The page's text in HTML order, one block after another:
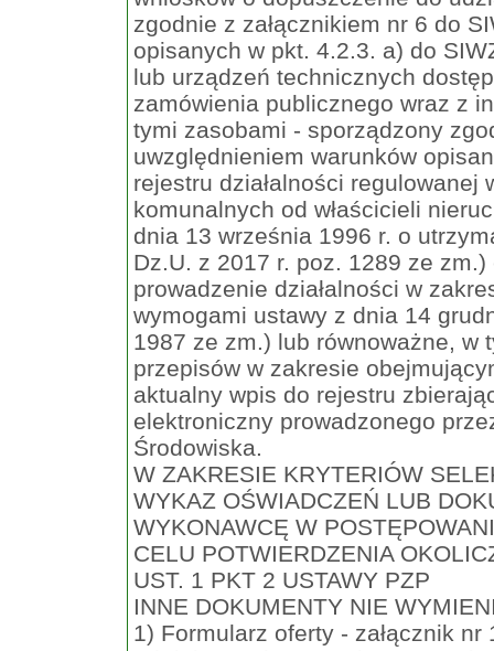
zgodnie z załącznikiem nr 6 do
opisanych w pkt. 4.2.3. a) do
lub urządzeń technicznych
zamówienia publicznego wraz z
tymi zasobami - sporządzony
uwzględnieniem warunków
rejestru działalności
komunalnych od właścicieli
dnia 13 września 1996 r. o
Dz.U. z 2017 r. poz. 1289 ze
prowadzenie działalności w
wymogami ustawy z dnia 14
1987 ze zm.) lub równoważne, w
przepisów w zakresie
aktualny wpis do rejestru
elektroniczny prowadzonego
Środowiska.
W ZAKRESIE KRYTERIÓW
WYKAZ OŚWIADCZEŃ LUB
WYKONAWCĘ W
CELU POTWIERDZENIA
UST. 1 PKT 2 USTAWY PZP
INNE DOKUMENTY NIE
1) Formularz oferty - załącznik